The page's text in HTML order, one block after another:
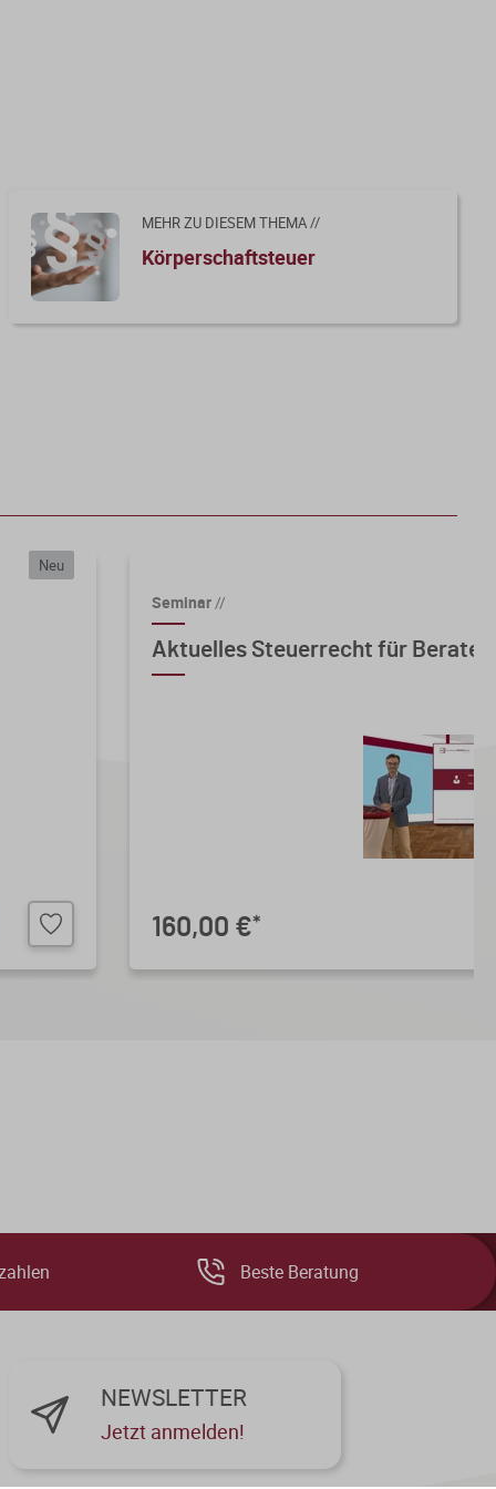
MEHR ZU DIESEM THEMA //
Körperschaftsteuer
Neu
Seminar//
Aktuelles Steuerrecht für Berater
160,00 €*
Beste Beratung
NEWSLETTER
Jetzt anmelden!